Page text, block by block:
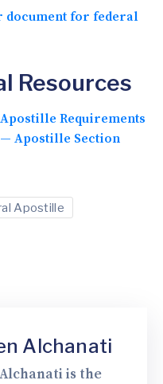
document for federal
Resources
Requirements
— Apostille Section
Apostille
Alchanati
is the